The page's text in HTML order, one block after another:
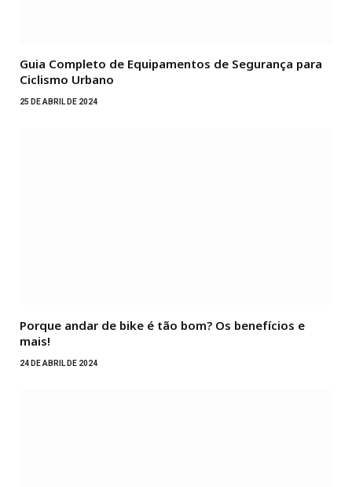
Guia Completo de Equipamentos de Segurança para
Ciclismo Urbano
25 DE ABRIL DE 2024
Porque andar de bike é tão bom? Os benefícios e
mais!
24 DE ABRIL DE 2024